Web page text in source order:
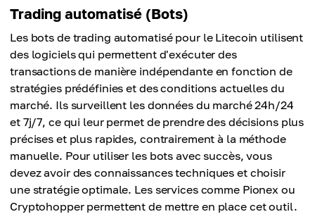
Trading automatisé (Bots)
Les bots de trading automatisé pour le Litecoin utilisent
des logiciels qui permettent d'exécuter des
transactions de manière indépendante en fonction de
stratégies prédéfinies et des conditions actuelles du
marché. Ils surveillent les données du marché 24h/24
et 7j/7, ce qui leur permet de prendre des décisions plus
précises et plus rapides, contrairement à la méthode
manuelle. Pour utiliser les bots avec succès, vous
devez avoir des connaissances techniques et choisir
une stratégie optimale. Les services comme Pionex ou
Cryptohopper permettent de mettre en place cet outil.